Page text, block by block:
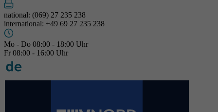
national: (069) 27 235 238
international: +49 69 27 235 238
Mo - Do 08:00 - 18:00 Uhr
Fr 08:00 - 16:00 Uhr